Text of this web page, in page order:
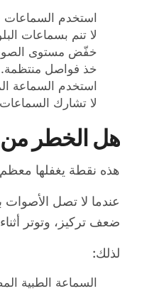
استخدم
لا تنم بسماعات
خفّض مستوى
خذ فواصل منتظمة.
استخدم السماعة
لا تشارك
هل الخطر من
هذه نقطة يغفلها
عندما لا تصل
ضعف تركيز، وتوتر
لذلك:
السماعة الطبية